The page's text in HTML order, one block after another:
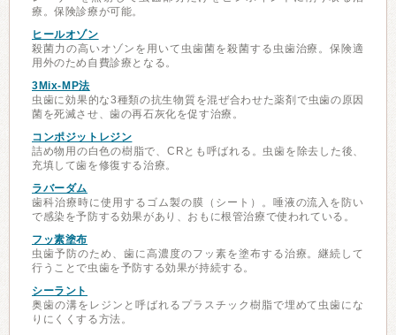
療。保険診療が可能。
ヒールオゾン
殺菌力の高いオゾンを用いて虫歯菌を殺菌する虫歯治療。保険適
用外のため自費診療となる。
3Mix-MP法
虫歯に効果的な3種類の抗生物質を混ぜ合わせた薬剤で虫歯の原因
菌を死滅させ、歯の再石灰化を促す治療。
コンポジットレジン
詰め物用の白色の樹脂で、CRとも呼ばれる。虫歯を除去した後、
充填して歯を修復する治療。
ラバーダム
歯科治療時に使用するゴム製の膜（シート）。唾液の流入を防い
で感染を予防する効果があり、おもに根管治療で使われている。
フッ素塗布
虫歯予防のため、歯に高濃度のフッ素を塗布する治療。継続して
行うことで虫歯を予防する効果が持続する。
シーラント
奥歯の溝をレジンと呼ばれるプラスチック樹脂で埋めて虫歯にな
りにくくする方法。